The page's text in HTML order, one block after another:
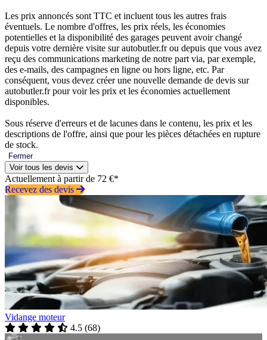
Les prix annoncés sont TTC et incluent tous les autres frais
éventuels. Le nombre d'offres, les prix réels, les économies
potentielles et la disponibilité des garages peuvent avoir changé
depuis votre dernière visite sur autobutler.fr ou depuis que vous avez
reçu des communications marketing de notre part via, par exemple,
des e-mails, des campagnes en ligne ou hors ligne, etc. Par
conséquent, vous devez créer une nouvelle demande de devis sur
autobutler.fr pour voir les prix et les économies actuellement
disponibles.
Sous réserve d'erreurs et de lacunes dans le contenu, les prix et les
descriptions de l'offre, ainsi que pour les pièces détachées en rupture
de stock.
Fermer
Voir tous les devis
Actuellement à partir de 72 €*
Recevez des devis
Vidange moteur
4.5 (68)